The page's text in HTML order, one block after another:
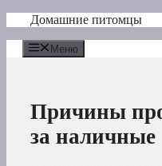
Перейти
содержимому
Домашние питомцы
Меню
Причины
за наличные